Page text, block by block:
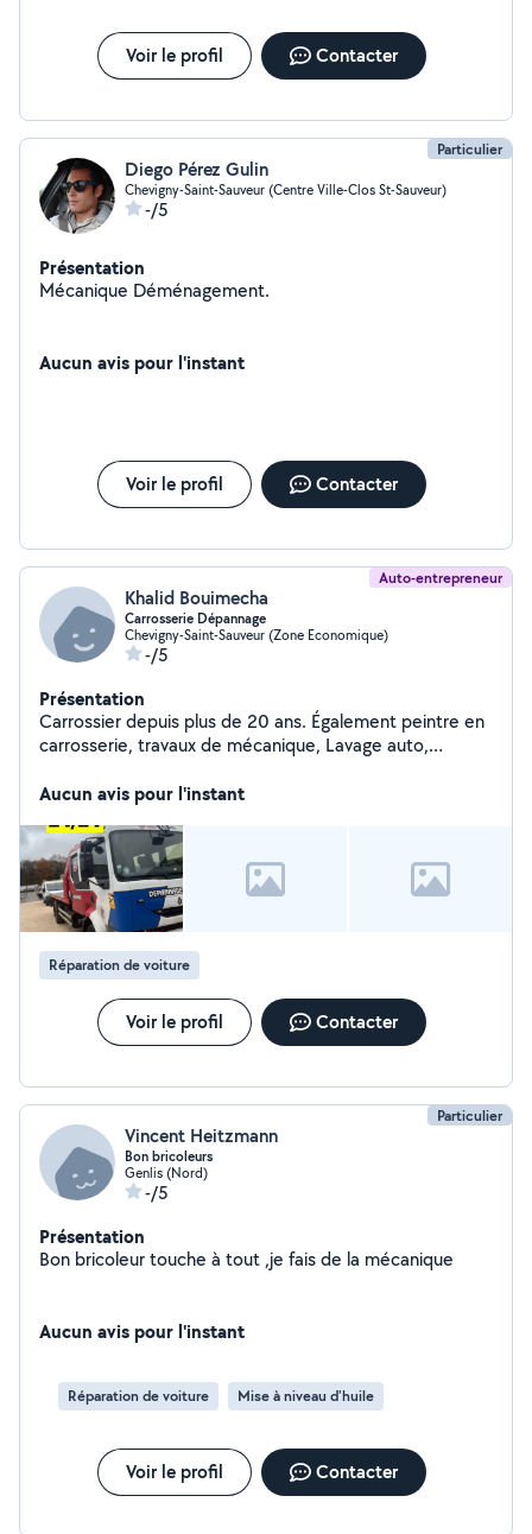
Voir le profil Contacter
Particulier
Diego Pérez Gulin
Chevigny-Saint-Sauveur (Centre Ville-Clos St-Sauveur)
-/5
Présentation
Mécanique Déménagement.
Aucun avis pour l'instant
Voir le profil Contacter
Auto-entrepreneur
Khalid Bouimecha
Carrosserie Dépannage
Chevigny-Saint-Sauveur (Zone Economique)
-/5
Présentation
Carrossier depuis plus de 20 ans. Également peintre en
carrosserie, travaux de mécanique, Lavage auto,
Remorquage.. N'hésiter pas dispo du lundi au samedi
Aucun avis pour l'instant
Réparation de voiture
Voir le profil Contacter
Particulier
Vincent Heitzmann
Bon bricoleurs
Genlis (Nord)
-/5
Présentation
Bon bricoleur touche à tout ,je fais de la mécanique
Aucun avis pour l'instant
Réparation de voiture Mise à niveau d'huile
Voir le profil Contacter